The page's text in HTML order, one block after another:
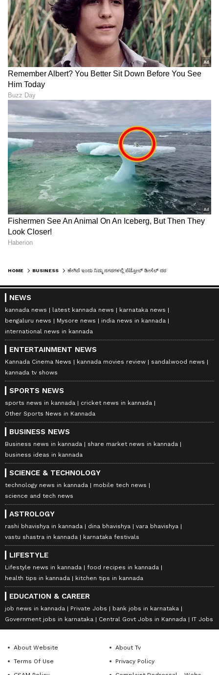
HOME BUSINESS ಹೇಗಿದೆ ಇಂದು ನಿಮ್ಮ ನಗರಗಳಲ್ಲಿ ಪೆಟ್ರೋಲ್ ಡೀಸೆಲ್ ದರ
NEWS
kannada news latest kannada news
karnataka news
bengaluru news
Mysore news
india news in kannada
international news in kannada
ENTERTAINMENT NEWS
Kannada Cinema News kannada movies review
sandalwood news
kannada tv shows
SPORTS NEWS
sports news in kannada
cricket news in kannada
Other Sports News in Kannada
BUSINESS NEWS
Business news in kannada
share market news in kannada
business ideas in kannada
SCIENCE & TECHNOLOGY
technology news in kannada
mobile tech news
science and tech news
ASTROLOGY
rashi bhavishya in kannada dina bhavishya
vara bhavishya
vastu shastra in kannada
karnataka festivals
LIFESTYLE
Lifestyle news in kannada
food recipes in kannada
health tips in kannada
kitchen tips in kannada
EDUCATION & CAREER
job news in kannada Private Jobs
bank jobs in karnataka
Government jobs in karnataka
Central Govt Jobs in Kannada IT Jobs
About Website
About Tv
Terms Of Use
Privacy Policy